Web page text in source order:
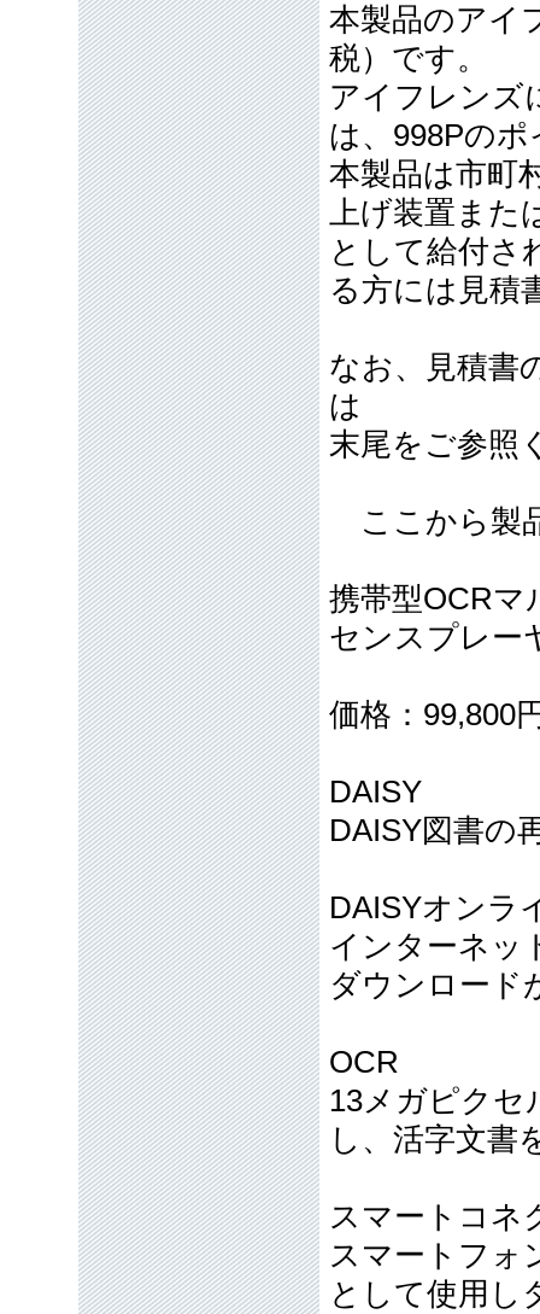
本製品のアイ
税）です。
アイフレンズ
は、998Pの
本製品は市町
上げ装置ま
として給付さ
る方には見積
なお、見積書
は
末尾をご参照
ここから製
携帯型OCRマ
センスプレー
価格：99,800
DAISY
DAISY図書の
DAISYオンラ
インターネッ
ダウンロード
OCR
13メガピクセ
し、活字文書
スマートコネ
スマートフォ
として使用し